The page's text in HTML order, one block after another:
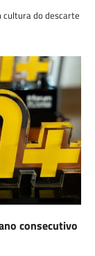
cultura do descarte
consecutivo